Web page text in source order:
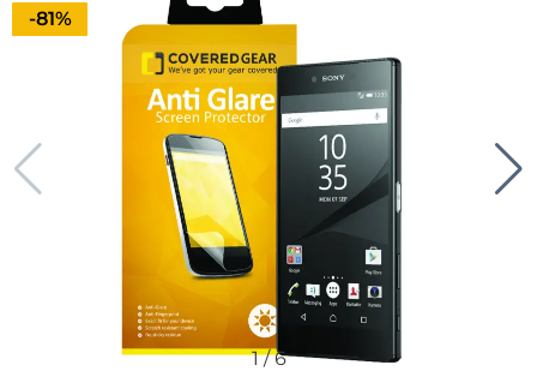
Priset är nedsatt med
-81%
1/6